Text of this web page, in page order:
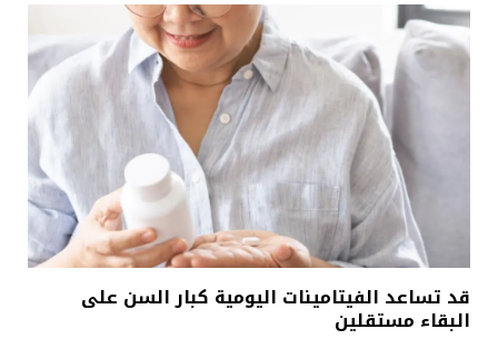
قد تساعد الفيتامينات اليومية كبار السن على
البقاء مستقلين